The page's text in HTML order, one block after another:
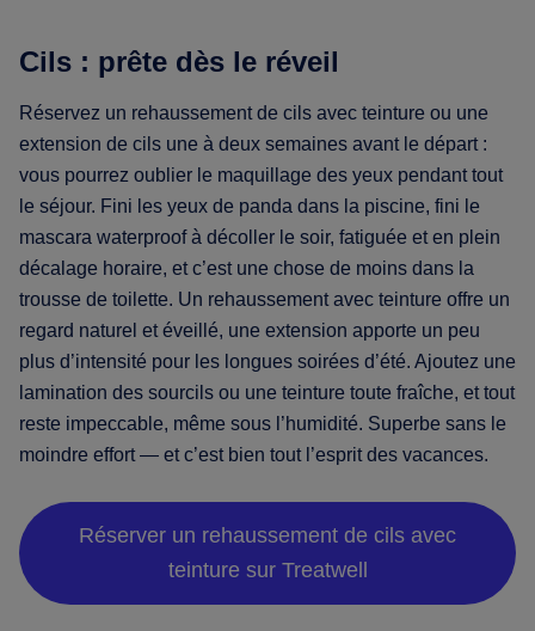
Cils : prête dès le réveil
Réservez un rehaussement de cils avec teinture ou une
extension de cils une à deux semaines avant le départ :
vous pourrez oublier le maquillage des yeux pendant tout
le séjour. Fini les yeux de panda dans la piscine, fini le
mascara waterproof à décoller le soir, fatiguée et en plein
décalage horaire, et c’est une chose de moins dans la
trousse de toilette. Un rehaussement avec teinture offre un
regard naturel et éveillé, une extension apporte un peu
plus d’intensité pour les longues soirées d’été. Ajoutez une
lamination des sourcils ou une teinture toute fraîche, et tout
reste impeccable, même sous l’humidité. Superbe sans le
moindre effort — et c’est bien tout l’esprit des vacances.
Réserver un rehaussement de cils avec
teinture sur Treatwell